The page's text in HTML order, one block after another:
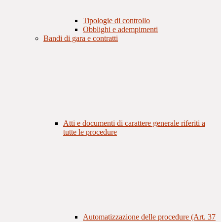
Tipologie di controllo
Obblighi e adempimenti
Bandi di gara e contratti
Atti e documenti di carattere generale riferiti a
tutte le procedure
Automatizzazione delle procedure (Art. 37